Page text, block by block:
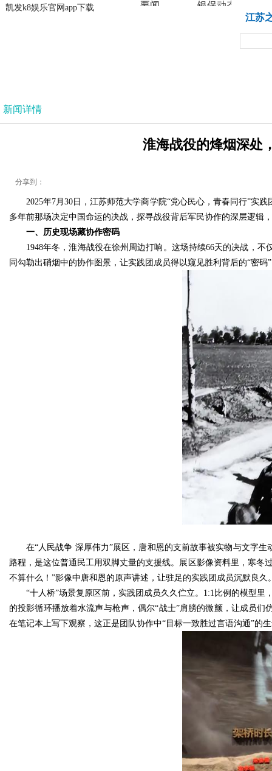
凯发k8娱乐官网app下载
凯发k8娱乐官网app下载
要闻 银保动态
江苏
新闻详情
淮海战役的烽烟深处
分享到：
2025年7月30日，江苏师范大学商学院“党心民心，青春同行”实
多年前那场决定中国命运的决战，探寻战役背后军民协作的深层逻辑
一、历史现场藏协作密码
1948年冬，淮海战役在徐州周边打响。这场持续66天的决战，
同勾勒出硝烟中的协作图景，让实践团成员得以窥见胜利背后的“密码
在“人民战争 深厚伟力”展区，唐和恩的支前故事被实物与文字
路程，是这位普通民工用双脚丈量的支援线。展区影像资料里，寒
不算什么！”影像中唐和恩的原声讲述，让驻足的实践团成员沉默良
“十人桥”场景复原区前，实践团成员久久伫立。1:1比例的模型
的投影循环播放着水流声与枪声，偶尔“战士”肩膀的微颤，让成员
在笔记本上写下观察，这正是团队协作中“目标一致胜过言语沟通”的